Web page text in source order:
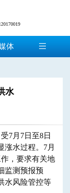
体
水
7月7日至8日
涨水过程。7月
，要求有关地
监测预报预
水风险管控等